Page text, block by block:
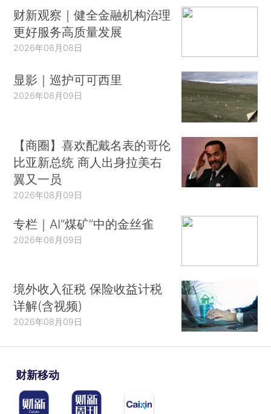
财新观察｜健全金融机构治理
更好服务高质量发展
2026年08月08日
显影｜巡护可可西里
2026年08月09日
【商圈】喜欢配戴名表的哥伦
比亚新总统 商人出身拉美右
翼又一员
2026年08月09日
专栏｜AI“煤矿”中的金丝雀
2026年08月09日
境外收入征税 保险收益计税
详解(含视频)
2026年08月09日
财新移动